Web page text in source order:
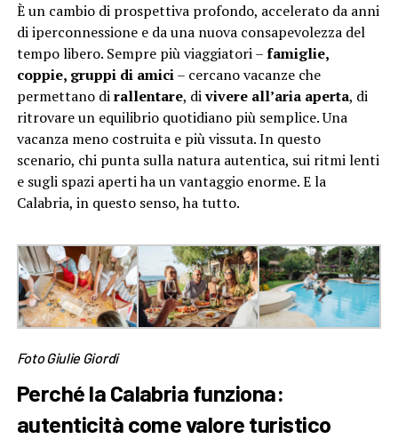
È un cambio di prospettiva profondo, accelerato da anni
di iperconnessione e da una nuova consapevolezza del
tempo libero. Sempre più viaggiatori –famiglie,
coppie, gruppi di amici– cercano vacanze che
permettano dirallentare, divivere all’aria aperta, di
ritrovare un equilibrio quotidiano più semplice. Una
vacanza meno costruita e più vissuta. In questo
scenario, chi punta sulla natura autentica, sui ritmi lenti
e sugli spazi aperti ha un vantaggio enorme. E la
Calabria, in questo senso, ha tutto.
Foto Giulie Giordi
Perché la Calabria funziona:
autenticità come valore turistico